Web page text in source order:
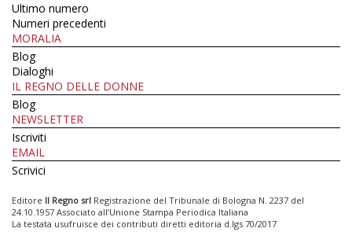
Ultimo numero
Numeri precedenti
MORALIA
Blog
Dialoghi
IL REGNO DELLE DONNE
Blog
NEWSLETTER
Iscriviti
EMAIL
Scrivici
Editore Il Regno srl Registrazione del Tribunale di Bologna N. 2237 del
24.10.1957 Associato all’Unione Stampa Periodica Italiana
La testata usufruisce dei contributi diretti editoria d.lgs 70/2017